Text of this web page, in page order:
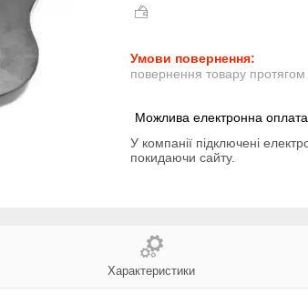
повернення товару протягом
У компанії підключені
покидаючи сайту.
Характеристики